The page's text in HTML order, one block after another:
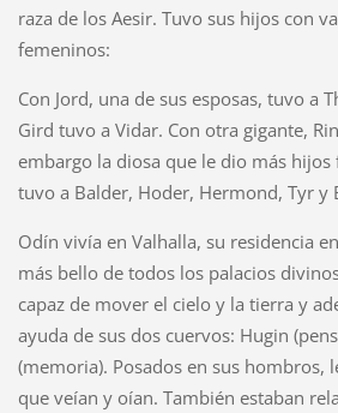
raza de los Aesir. Tuvo sus hijos con
femeninos:
Con Jord, una de sus esposas, tuvo a
Gird tuvo a Vidar. Con otra gigante,
embargo la diosa que le dio más hijos
tuvo a Balder, Hoder, Hermond, Tyr y
Odín vivía en Valhalla, su residencia
más bello de todos los palacios
capaz de mover el cielo y la tierra y
ayuda de sus dos cuervos: Hugin
(memoria). Posados en sus hombros,
que veían y oían. También estaban